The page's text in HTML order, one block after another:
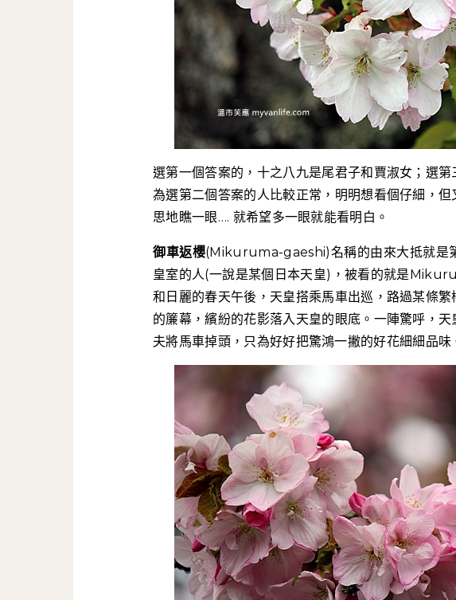
選第一個答案的，十之八九是尾君子和賈淑女；選
為選第二個答案的人比較正常，明明想看個仔細，
思地瞧一眼…. 就希望多一眼就能看明白。
御車返櫻(Mikuruma-gaeshi)名稱的由來大抵就是
皇室的人(一說是某個日本天皇)，被看的就是
和日麗的春天午後，天皇搭乘馬車出巡，路過某條
的簾幕，繽紛的花影落入天皇的眼底。一陣驚呼，
夫將馬車掉頭，只為好好把驚鴻一撇的好花細細品味